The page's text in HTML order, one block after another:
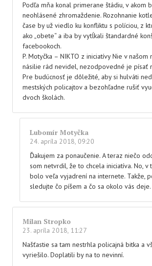
Podľa mňa konal primerane štádiu, v akom
neohlásené zhromaždenie. Rozohnanie
čase by už viedlo ku konfliktu s políciou, z
ako „obete“ a iba by vytĺkali štandardné
facebookoch.
P. Motyčka – NIKTO z iniciatívy Nie v našom
násilie rád nevidel, nezodpovedné je písať
Pre budúcnosť je dôležité, aby si hulváti
mestských policajtov a bezohľadne rušiť
dvoch školách.
Lubomír Motyčka
24. apríla 2018, 09:20
Ďakujem za ponaučenie. A teraz niečo
som netvrdil, že to chcela iniciatíva. No, v
bolo veľa vyjadrení na internete. Takže,
sledujte čo píšem a čo sa okolo vás deje.
Milan Stropko
23. apríla 2018, 11:27
Našťastie sa tam nestrhla policajná bitka a
vyriešilo. Doplatili by na to nevinní.